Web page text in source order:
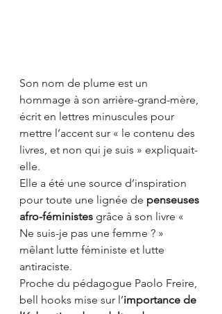
Son nom de plume est un
hommage à son arrière-grand-mère,
écrit en lettres minuscules pour
mettre l’accent sur « le contenu des
livres, et non qui je suis » expliquait-
elle.
Elle a été une source d’inspiration
pour toute une lignée de penseuses
afro-féministes grâce à son livre «
Ne suis-je pas une femme ? »
mêlant lutte féministe et lutte
antiraciste.
Proche du pédagogue Paolo Freire,
bell hooks mise sur l’importance de